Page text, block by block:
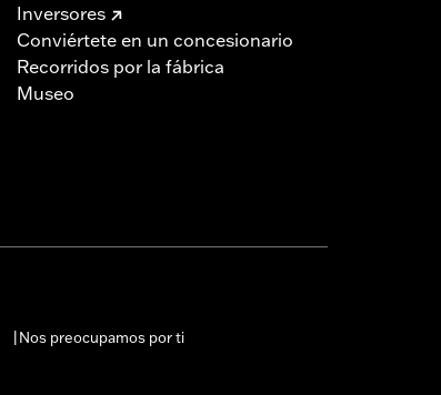
Inversores
Conviértete en un concesionario
Recorridos por la fábrica
Museo
Nos preocupamos por ti